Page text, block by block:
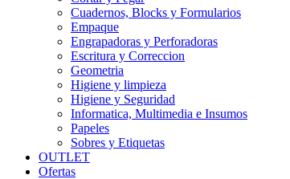
Cuadernos, Blocks y Formularios
Empaque
Engrapadoras y Perforadoras
Escritura y Correccion
Geometria
Higiene y limpieza
Higiene y Seguridad
Informatica, Multimedia e Insumos
Papeles
Sobres y Etiquetas
OUTLET
Ofertas